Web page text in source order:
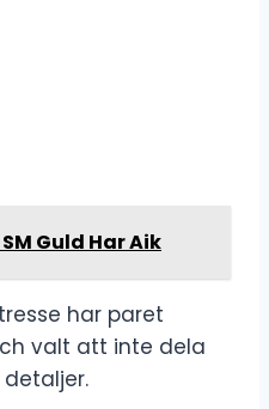
Guld Har Aik
har paret
valt att inte dela